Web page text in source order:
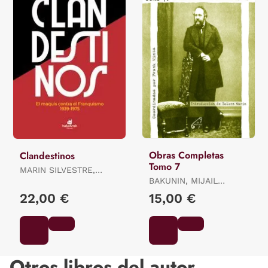
Clandestinos
MARIN SILVESTRE,
22,00 €
Obras Completas
Tomo 7
BAKUNIN, MIJAIL
MINTZ, FRANK / MARIN
15,00 €